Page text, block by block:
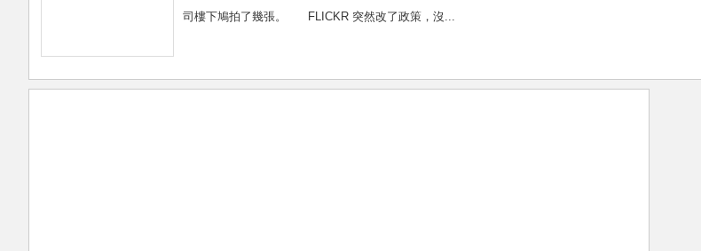
再
司樓下鳩拍了幾張。 FLICKR 突然改了政策，沒...